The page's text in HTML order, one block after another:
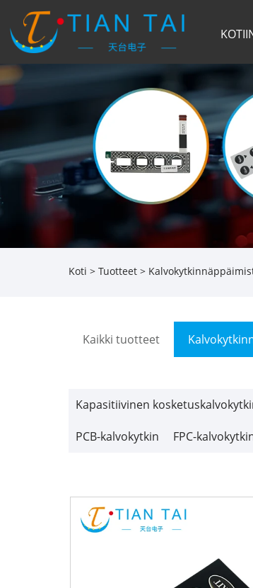
Koti > Tuotteet >
Kaikki tuotteet
Kapasitiivinen
PCB-kalvokytkin FPC-